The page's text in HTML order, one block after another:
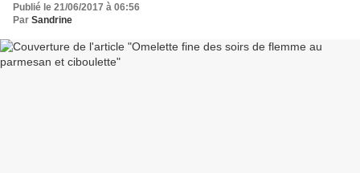
Publié le 21/06/2017 à 06:56
Par Sandrine